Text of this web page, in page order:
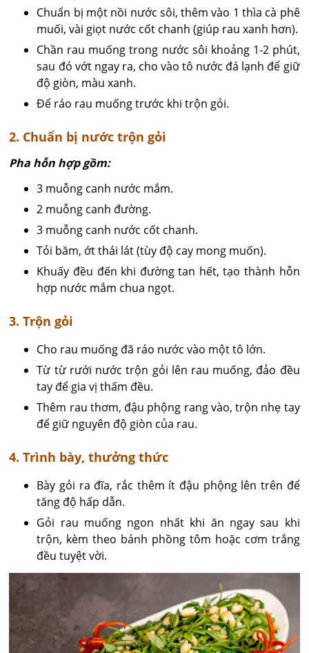
Chuẩn bị một nồi nước sôi, thêm vào 1 thìa cà phê
muối, vài giọt nước cốt chanh (giúp rau xanh hơn).
Chần rau muống trong nước sôi khoảng 1-2 phút,
sau đó vớt ngay ra, cho vào tô nước đá lạnh để giữ
độ giòn, màu xanh.
Để ráo rau muống trước khi trộn gỏi.
2. Chuẩn bị nước trộn gỏi
Pha hỗn hợp gồm:
3 muỗng canh nước mắm.
2 muỗng canh đường.
3 muỗng canh nước cốt chanh.
Tỏi băm, ớt thái lát (tùy độ cay mong muốn).
Khuấy đều đến khi đường tan hết, tạo thành hỗn
hợp nước mắm chua ngọt.
3. Trộn gỏi
Cho rau muống đã ráo nước vào một tô lớn.
Từ từ rưới nước trộn gỏi lên rau muống, đảo đều
tay để gia vị thấm đều.
Thêm rau thơm, đậu phộng rang vào, trộn nhẹ tay
để giữ nguyên độ giòn của rau.
4. Trình bày, thưởng thức
Bày gỏi ra đĩa, rắc thêm ít đậu phộng lên trên để
tăng độ hấp dẫn.
Gỏi rau muống ngon nhất khi ăn ngay sau khi
trộn, kèm theo bánh phồng tôm hoặc cơm trắng
đều tuyệt vời.